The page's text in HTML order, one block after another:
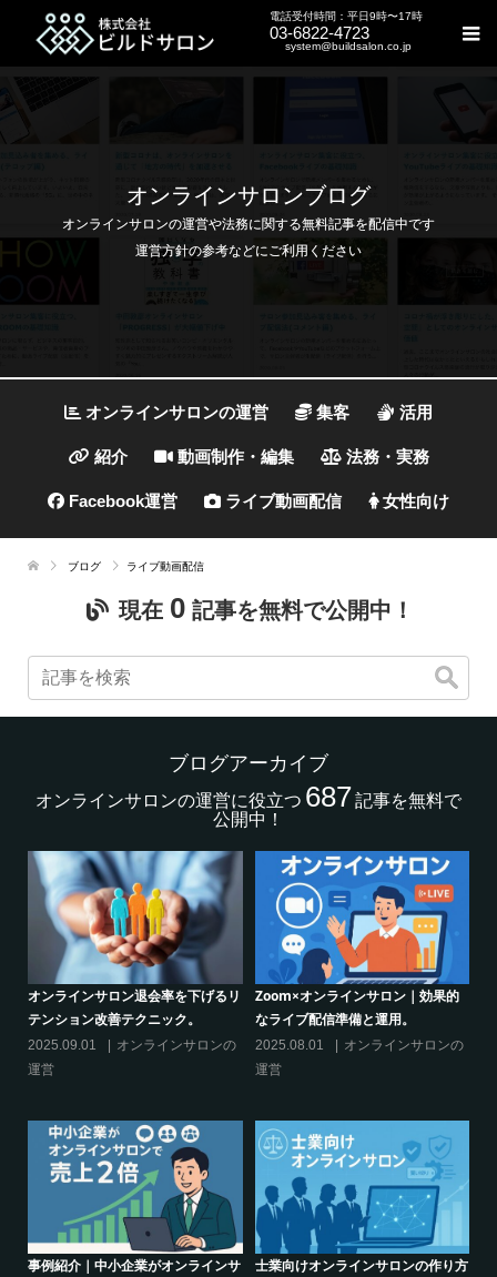
電話受付時間：平日9時〜17時
03-6822-4723
system@buildsalon.co.jp
オンラインサロンブログ
オンラインサロンの運営や法務に関する無料記事を配信中です
運営方針の参考などにご利用ください
オンラインサロンの運営 集客 活用
紹介 動画制作・編集 法務・実務
Facebook運営 ライブ動画配信 女性向け
ブログ ライブ動画配信
現在 0記事を無料で公開中！
ブログアーカイブ
オンラインサロンの運営に役立つ 687記事を無料で
公開中！
ロン退会率を下げるリ
善テクニック。
オンラインサロンの
Zoom×オンラインサロン｜効果的
なライブ配信準備と運用。
2025.08.01
オンラインサロンの
小企業がオンラインサ
士業向けオンラインサロンの作り方
クリエイター系オ
話題席巻-”マッシ
てみた!